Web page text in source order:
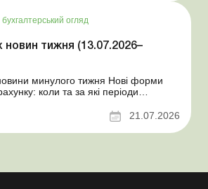
огляд
новин тижня (13.07.2026–
минулого тижня Нові форми
коли та за які періоди
під час мобілізації удосконалено
центр з організації
бронювання військовозобов’язаних Верховна ...
21.07.2026